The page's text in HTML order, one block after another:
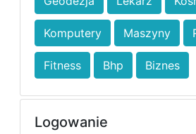
Komputery Maszyny
Fitness Bhp Biznes
Logowanie